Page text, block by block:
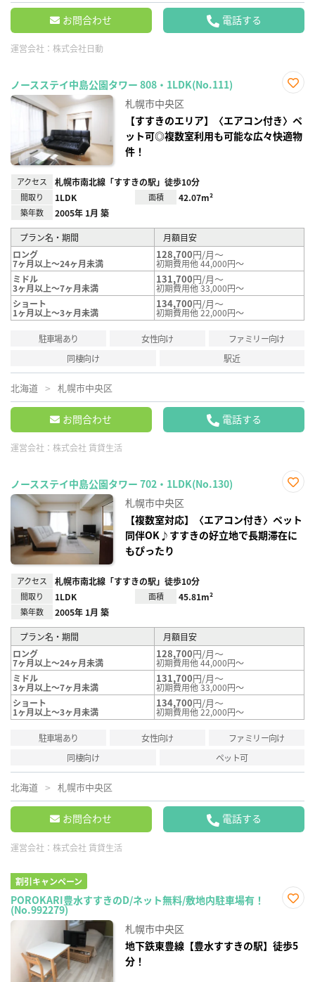
お問合わせ 電話する
運営会社： 株式会社日動
ノースステイ中島公園タワー 808・1LDK(No.111)
り登
録
札幌市中央区
【すすきのエリア】〈エアコン付き〉ペ
ット可◎複数室利用も可能な広々快適物
件！
アクセス 札幌市南北線「すすきの駅」徒歩10分
間取り 1LDK 面積 42.07m²
築年数 2005年 1月 築
プラン名・期間
月額目安
ロング
7ヶ月以上～24ヶ月未満
128,700円/月～
初期費用他 44,000円～
ミドル
3ヶ月以上～7ヶ月未満
131,700円/月～
初期費用他 33,000円～
ショート
1ヶ月以上～3ヶ月未満
134,700円/月～
初期費用他 22,000円～
駐車場あり 女性向け
ファミリー向け
同棲向け
駅近
北海道 札幌市中央区
お問合わせ 電話する
運営会社： 株式会社 賃貸生活
ノースステイ中島公園タワー 702・1LDK(No.130)
り登
録
札幌市中央区
【複数室対応】〈エアコン付き〉ペット
同伴OK♪すすきの好立地で長期滞在に
もぴったり
アクセス 札幌市南北線「すすきの駅」徒歩10分
間取り 1LDK 面積 45.81m²
築年数 2005年 1月 築
プラン名・期間
月額目安
ロング
7ヶ月以上～24ヶ月未満
128,700円/月～
初期費用他 44,000円～
ミドル
3ヶ月以上～7ヶ月未満
131,700円/月～
初期費用他 33,000円～
ショート
1ヶ月以上～3ヶ月未満
134,700円/月～
初期費用他 22,000円～
駐車場あり 女性向け
ファミリー向け
同棲向け
ペット可
北海道 札幌市中央区
お問合わせ 電話する
運営会社： 株式会社 賃貸生活
割引キャンペーン
POROKARI豊水すすきのD/ネット無料/敷地内駐車場有！
(No.992279)
録
札幌市中央区
地下鉄東豊線【豊水すすきの駅】徒歩5
分！